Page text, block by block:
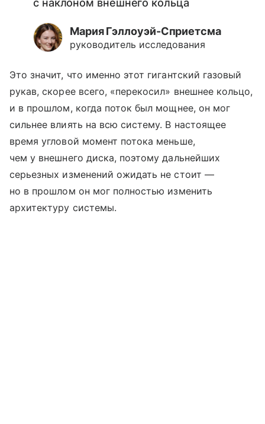
Мария Гэллоуэй-Сприетсма
руководитель исследования
Это значит, что именно этот гигантский газовый
рукав, скорее всего, «перекосил» внешнее кольцо,
и в прошлом, когда поток был мощнее, он мог
сильнее влиять на всю систему. В настоящее
время угловой момент потока меньше,
чем у внешнего диска, поэтому дальнейших
серьезных изменений ожидать не стоит —
но в прошлом он мог полностью изменить
архитектуру системы.